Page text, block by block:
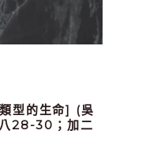
型的生命] (吳
28-30；加二